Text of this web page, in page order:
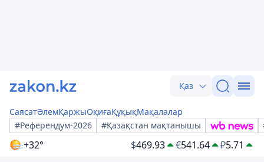
Қаз
СаясатӘлемҚаржыОқиғаҚұқықМақалалар
#Референдум-2026
#Қазақстан мақтанышы
+32° $469.93 €541.64 ₽5.71